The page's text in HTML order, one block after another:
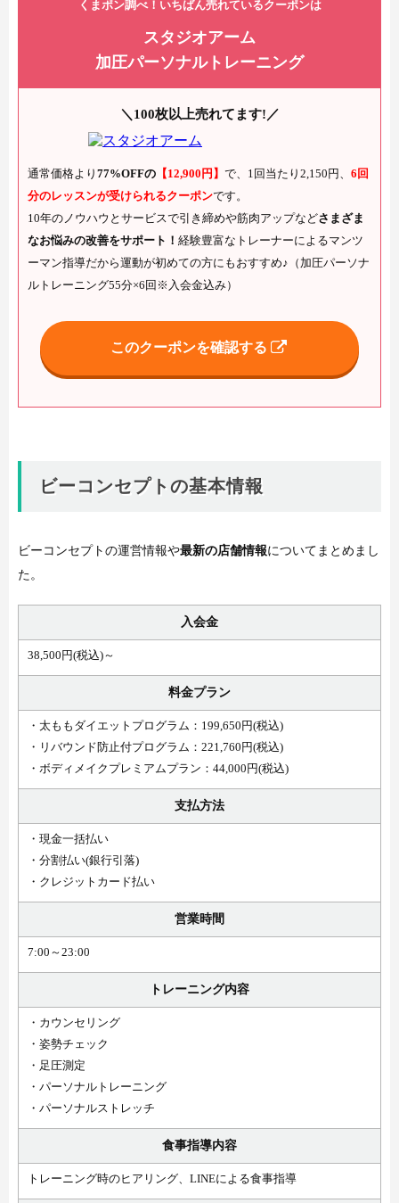
くまポン調べ！いちばん売れているクーポンは
スタジオアーム
加圧パーソナルトレーニング
＼100枚以上売れてます!／
通常価格より 77%OFFの 【12,900円】 で、1回当たり2,150円、 6回
分のレッスンが受けられるクーポンです。
10年のノウハウとサービスで引き締めや筋肉アップなどさまざま
なお悩みの改善をサポート！ 経験豊富なトレーナーによるマンツ
ーマン指導だから運動が初めての方にもおすすめ♪（加圧パーソナ
ルトレーニング55分×6回※入会金込み）
このクーポンを確認する
ビーコンセプトの基本情報
ビーコンセプトの運営情報や最新の店舗情報についてまとめまし
た。
入会金
38,500円(税込)～
料金プラン
・太ももダイエットプログラム：199,650円(税込)
・リバウンド防止付プログラム：221,760円(税込)
・ボディメイクプレミアムプラン：44,000円(税込)
支払方法
・現金一括払い
・分割払い(銀行引落)
・クレジットカード払い
営業時間
7:00～23:00
トレーニング内容
・カウンセリング
・姿勢チェック
・足圧測定
・パーソナルトレーニング
・パーソナルストレッチ
食事指導内容
トレーニング時のヒアリング、LINEによる食事指導